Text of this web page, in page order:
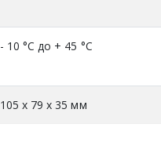
- 10 °C до + 45 °C
105 х 79 х 35 мм